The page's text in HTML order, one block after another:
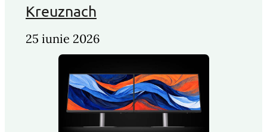
Kreuznach
25 iunie 2026